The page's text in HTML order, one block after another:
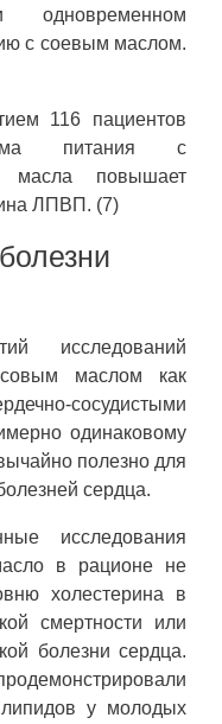
с соевым маслом.
116 пациентов
питания с
масла повышает
ЛПВП. (7)
исследований
маслом как
сосудистыми
одинаковому
полезно для
сердца.
исследования
в рационе не
холестерина в
смертности или
болезни сердца.
у молодых